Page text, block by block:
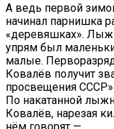
А ведь первой
начинал парнишка
«деревяшках».
упрям был
малые.
Ковалёв получит
просвещения
По накатанной
Ковалёв, нарезая